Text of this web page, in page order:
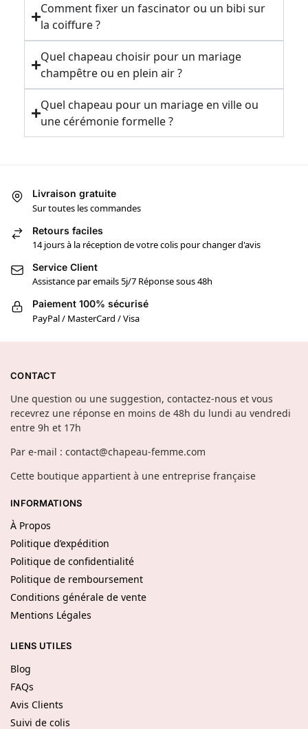
Comment fixer un fascinator ou un bibi sur
la coiffure ?
Quel chapeau choisir pour un mariage
champêtre ou en plein air ?
Quel chapeau pour un mariage en ville ou
une cérémonie formelle ?
Livraison gratuite
Sur toutes les commandes
Retours faciles
14 jours à la réception de votre colis pour changer d'avis
Service Client
Assistance par emails 5j/7 Réponse sous 48h
Paiement 100% sécurisé
PayPal / MasterCard / Visa
CONTACT
Une question ou une suggestion, contactez-nous et vous
recevrez une réponse en moins de 48h du lundi au vendredi
entre 9h et 17h
Par e-mail : contact@chapeau-femme.com
Cette boutique appartient à une entreprise française
INFORMATIONS
À Propos
Politique d’expédition
Politique de confidentialité
Politique de remboursement
Conditions générale de vente
Mentions Légales
LIENS UTILES
Blog
FAQs
Avis Clients
Suivi de colis